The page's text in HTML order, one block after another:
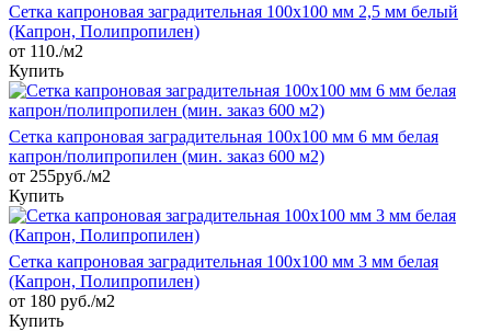
Сетка капроновая заградительная 100х100 мм 2,5 мм белый
(Капрон, Полипропилен)
от 110./м2
Купить
Сетка капроновая заградительная 100х100 мм 6 мм белая
капрон/полипропилен (мин. заказ 600 м2)
от 255руб./м2
Купить
Сетка капроновая заградительная 100х100 мм 3 мм белая
(Капрон, Полипропилен)
от 180 руб./м2
Купить